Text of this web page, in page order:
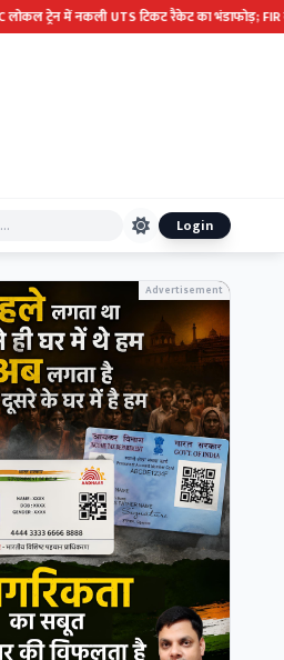
टिकट रैकेट का भंडाफोड़; FIR दर्ज, यात्रियों को
Login
Advertisement